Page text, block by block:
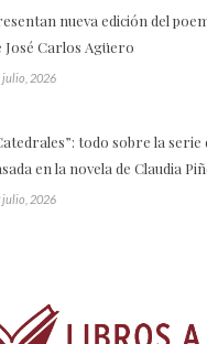
nueva edición del
José Carlos Agüero
julio, 2026
todo sobre la serie
en la novela de Claudia
julio, 2026